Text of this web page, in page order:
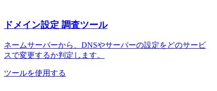
ドメイン設定 調査ツール
ネームサーバーから、DNSやサーバーの設定をどのサービ
スで変更するか判定します。
ツールを使用する